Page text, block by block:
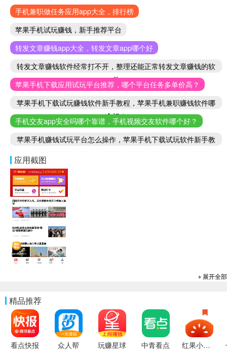
手机兼职做任务应用app大全，排行榜
苹果手机试玩赚钱，新手推荐平台
转发文章赚钱app大全，转发文章app哪个好
转发文章赚钱软件经常打不开，整理还能正常转发文章赚钱的软
件
苹果手机下载应用试玩平台推荐，哪个平台任务多单价高？
苹果手机下载试玩赚钱软件新手教程，苹果手机兼职赚钱软件哪
个好！
手机交友app安全吗哪个靠谱，手机视频交友软件哪个好？
苹果手机赚钱试玩平台怎么操作，苹果手机下载试玩软件新手教
应用截图
＋展开全部
精品推荐
看点快报 众人帮 玩赚星球 中青看点 红果小说（番茄小说）